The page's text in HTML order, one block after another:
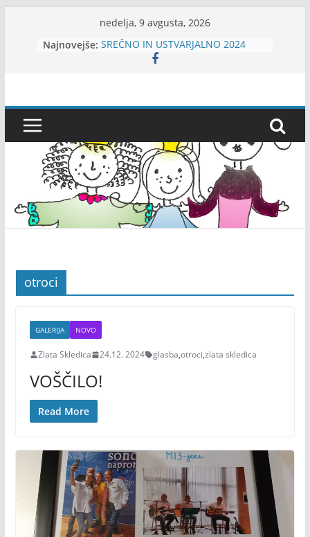
nedelja, 9 avgusta, 2026
Najnovejše: SREČNO IN USTVARJALNO 2024
Kamišibaj In BArve pod
otroci
GALERIJA NOVO
Zlata Skledica 24.12. 2024 glasba,otroci,zlata skledica
VOŠČILO!
Read More